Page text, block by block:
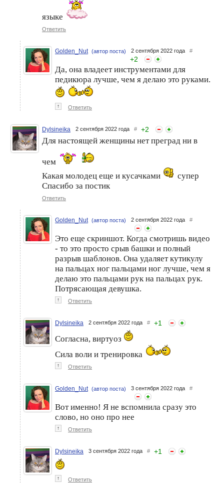
языке
Ответить
Golden_Nut (автор поста) 2 сентября 2022 года #
+2
Да, она владеет инструментами для
педикюра лучше, чем я делаю это руками.
↑ Ответить
Dylsineika 2 сентября 2022 года # +2
Для настоящей женщины нет преград ни в
чем
Какая молодец еще и кусачками
супер
Спасибо за постик
Ответить
Golden_Nut (автор поста) 2 сентября 2022 года #
Это еще скриншот. Когда смотришь видео
- то это просто срыв башки и полный
разрыв шаблонов. Она удаляет кутикулу
на пальцах ног пальцами ног лучше, чем я
делаю это пальцами рук на пальцах рук.
Потрясающая девушка.
↑ Ответить
Dylsineika 2 сентября 2022 года # +1
Согласна, виртуоз
Сила воли и тренировка
↑ Ответить
Golden_Nut (автор поста) 3 сентября 2022 года #
Вот именно! Я не вспомнила сразу это
слово, но оно про нее
↑ Ответить
Dylsineika 3 сентября 2022 года # +1
↑ Ответить